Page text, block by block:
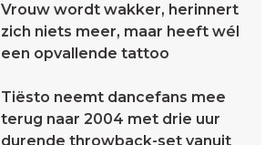
Vrouw wordt wakker, herinnert
zich niets meer, maar heeft wél
een opvallende tattoo
Tiësto neemt dancefans mee
terug naar 2004 met drie uur
durende throwback-set vanuit